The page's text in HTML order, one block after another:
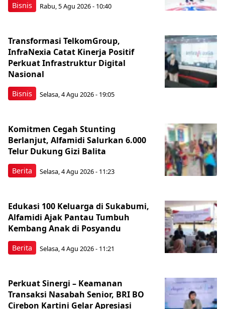
Bisnis Rabu, 5 Agu 2026 - 10:40
Bisnis
Transformasi TelkomGroup,
InfraNexia Catat Kinerja Positif
Perkuat Infrastruktur Digital
Nasional
Selasa, 4 Agu 2026 - 19:05
Berita
Komitmen Cegah Stunting
Berlanjut, Alfamidi Salurkan 6.000
Telur Dukung Gizi Balita
Selasa, 4 Agu 2026 - 11:23
Berita
Edukasi 100 Keluarga di Sukabumi,
Alfamidi Ajak Pantau Tumbuh
Kembang Anak di Posyandu
Selasa, 4 Agu 2026 - 11:21
Perkuat Sinergi – Keamanan
Transaksi Nasabah Senior, BRI BO
Cirebon Kartini Gelar Apresiasi